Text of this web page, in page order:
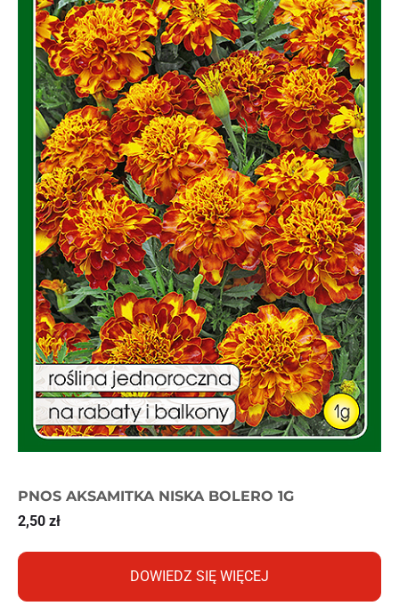
PNOS AKSAMITKA NISKA BOLERO 1G
2,50 zł
DOWIEDZ SIĘ WIĘCEJ